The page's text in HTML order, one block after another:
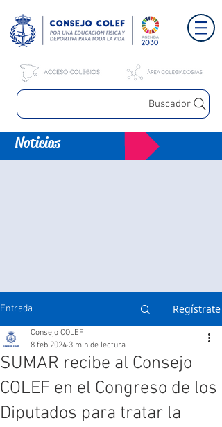
Buscador
Noticias
Entrada Regístrate
SUMAR recibe al Consejo
COLEF en el Congreso de los
Diputados para tratar la
Consejo COLEF
8 feb 2024 3 min de lectura